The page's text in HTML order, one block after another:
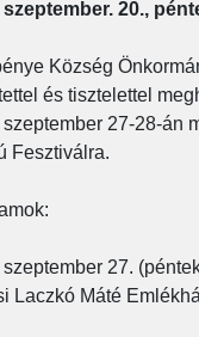
szeptember. 20.,
Község
és tisztelettel
szeptember 27-28-án
Fesztiválra.
szeptember 27.
Laczkó Máté